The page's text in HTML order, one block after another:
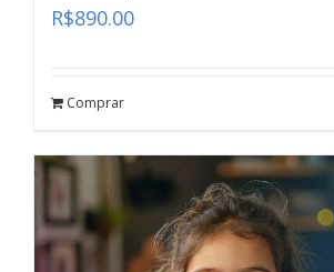
R$890.00
Comprar